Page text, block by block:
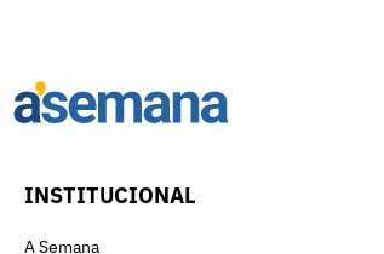
INSTITUCIONAL
A Semana